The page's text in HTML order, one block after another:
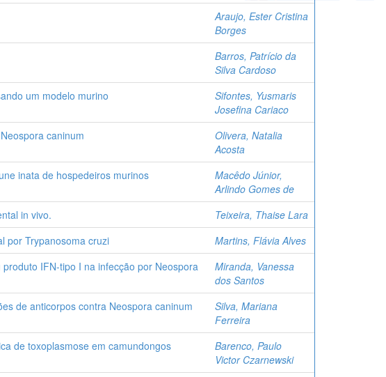
Araujo, Ester Cristina
Borges
Barros, Patrício da
Silva Cardoso
um modelo murino
Sifontes, Yusmaris
Josefina Cariaco
caninum
Olivera, Natalia
Acosta
inata de hospedeiros murinos
Macêdo Júnior,
Arlindo Gomes de
in vivo.
Teixeira, Thaise Lara
por Trypanosoma cruzi
Martins, Flávia Alves
IFN-tipo I na infecção por Neospora
Miranda, Vanessa
dos Santos
de anticorpos contra Neospora caninum
Silva, Mariana
Ferreira
de toxoplasmose em camundongos
Barenco, Paulo
Victor Czarnewski